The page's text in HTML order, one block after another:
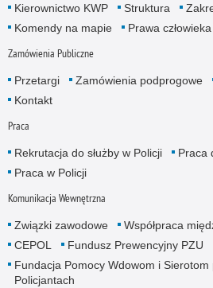
Kierownictwo KWP Struktura
Komendy na mapie
Prawa człowieka
Zamówienia Publiczne
Przetargi Zamówienia podprogowe
Kontakt
Praca
Rekrutacja do służby w Policji
Praca
Praca w Policji
Komunikacja Wewnętrzna
Związki zawodowe Współpraca
CEPOL
Fundusz Prewencyjny PZU
Fundacja Pomocy Wdowom i Sierotom
Policjantach